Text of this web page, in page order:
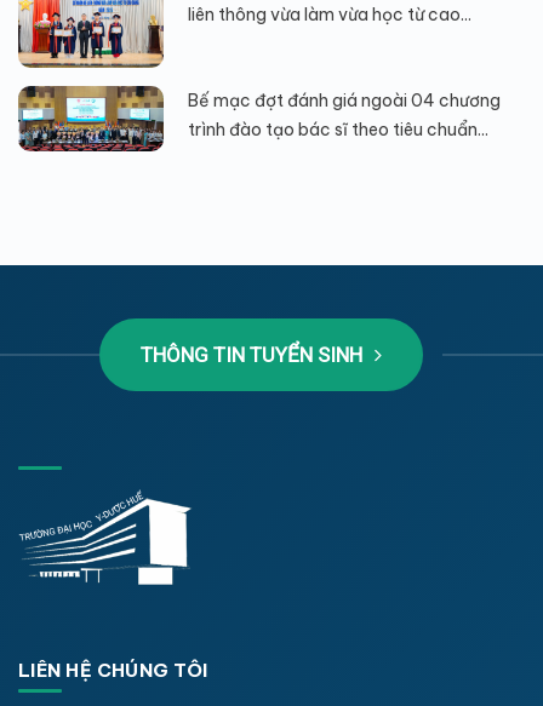
liên thông vừa làm vừa học từ cao...
Bế mạc đợt đánh giá ngoài 04 chương
trình đào tạo bác sĩ theo tiêu chuẩn...
THÔNG TIN TUYỂN SINH
LIÊN HỆ CHÚNG TÔI